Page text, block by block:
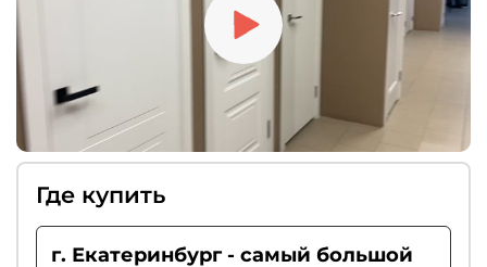
Где купить
г. Екатеринбург - самый большой